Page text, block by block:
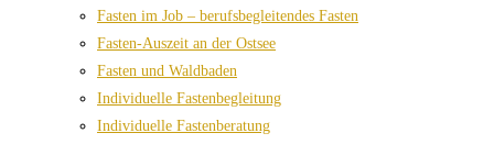
Fasten im Job – berufsbegleitendes Fasten
Fasten-Auszeit an der Ostsee
Fasten und Waldbaden
Individuelle Fastenbegleitung
Individuelle Fastenberatung